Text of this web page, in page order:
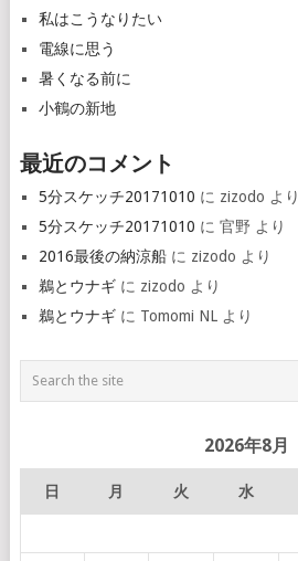
私はこうなりたい
電線に思う
暑くなる前に
小鶴の新地
最近のコメント
5分スケッチ20171010 に zizodo より
5分スケッチ20171010 に 官野 より
2016最後の納涼船に zizodo より
鵜とウナギに zizodo より
鵜とウナギに Tomomi NLより
2026年8月
日 月 火 水